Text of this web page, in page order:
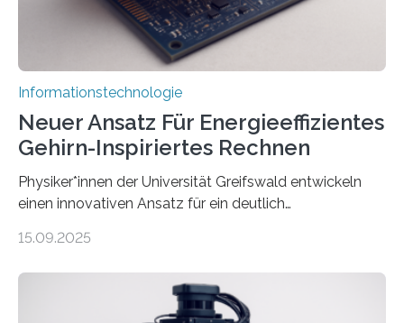
Informationstechnologie
Neuer Ansatz Für Energieeffizientes
Gehirn-Inspiriertes Rechnen
Physiker*innen der Universität Greifswald entwickeln
einen innovativen Ansatz für ein deutlich
Lösungsweg ist inspiriert vom menschlichen Gehirn. Die
stellt die heutige Computertechnik vor
Herausforderungen. Herkömmliche Silizium-
15.09.2025